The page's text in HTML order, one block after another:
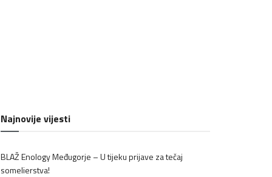
Najnovije vijesti
BLAŽ Enology Međugorje – U tijeku prijave za tečaj
somelierstva!